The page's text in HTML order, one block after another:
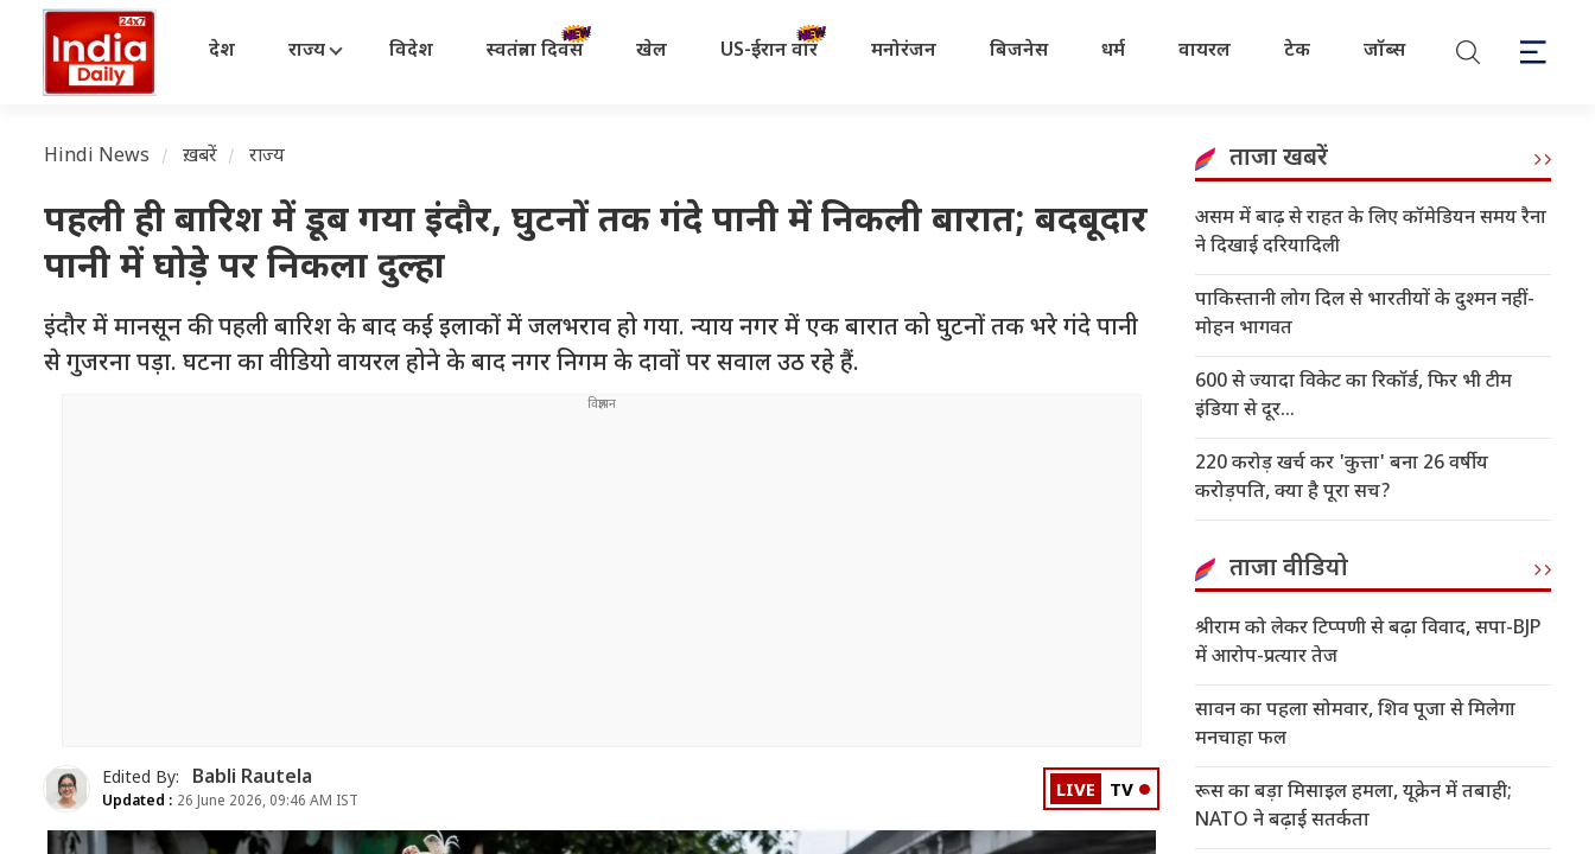
देश राज्य विदेश स्वतंत्रता दिवस खेल US-ईरान वॉर मनोरंजन बिजनेस धर्म वायरल टेक जॉब्स
Hindi News ख़बरें राज्य
पहली ही बारिश में डूब गया इंदौर, घुटनों तक गंदे पानी में निकली बारात; बदबूदार
पानी में घोड़े पर निकला दुल्हा
इंदौर में मानसून की पहली बारिश के बाद कई इलाकों में जलभराव हो गया. न्याय नगर में एक बारात को घुटनों तक भरे गंदे पानी
से गुजरना पड़ा. घटना का वीडियो वायरल होने के बाद नगर निगम के दावों पर सवाल उठ रहे हैं.
Edited By: Babli Rautela
Updated : 26 June 2026, 09:46 AM IST LIVE TV
ताजा खबरें
असम में बाढ़ से राहत के लिए कॉमेडियन समय रैना
ने दिखाई दरियादिली
पाकिस्तानी लोग दिल से भारतीयों के दुश्मन नहीं-
मोहन भागवत
600 से ज्यादा विकेट का रिकॉर्ड, फिर भी टीम
इंडिया से दूर...
220 करोड़ खर्च कर 'कुत्ता' बना 26 वर्षीय
करोड़पति, क्या है पूरा सच?
ताजा वीडियो
श्रीराम को लेकर टिप्पणी से बढ़ा विवाद, सपा-BJP
में आरोप-प्रत्यार तेज
सावन का पहला सोमवार, शिव पूजा से मिलेगा
मनचाहा फल
रूस का बड़ा मिसाइल हमला, यूक्रेन में तबाही;
NATO ने बढ़ाई सतर्कता